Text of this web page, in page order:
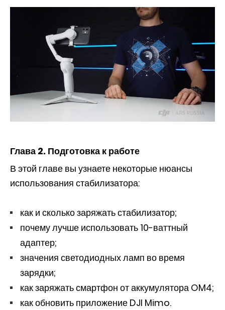
Глава 2. Подготовка к работе
В этой главе вы узнаете некоторые нюансы
использования стабилизатора:
как и сколько заряжать стабилизатор;
почему лучше использовать 10-ваттный
адаптер;
значения светодиодных ламп во время
зарядки;
как заряжать смартфон от аккумулятора OM4;
как обновить приложение DJI Mimo.